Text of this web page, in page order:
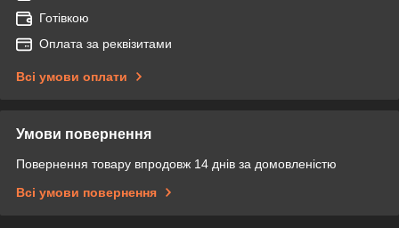
Готівкою
Оплата за реквізитами
Всі умови оплати
Умови повернення
Повернення товару впродовж 14 днів за домовленістю
Всі умови повернення